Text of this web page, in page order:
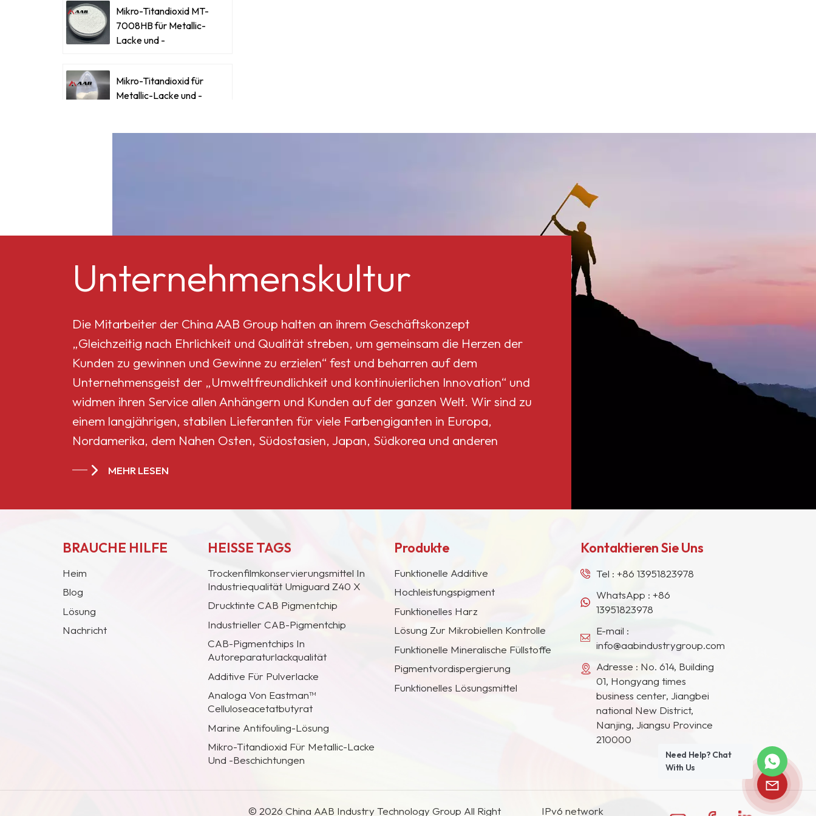
Druckrohstoffen kompatibel.
Es ist ein magisches,
Beschichtungsadditiv, das
Haftung, Glanz und Härte
verbessern kann.
Mikro-Titandioxid MT-
7008HB für Metallic-
Lacke und -
Mikro-Titandioxid für
Metallic-Lacke und -
Mikro-Titandioxid MT-
Celluloseacetatbutyrat
551-0,01
China
Celluloseacetatbutyrat
CAB-381-20
Unternehmenskultur
Die Mitarbeiter der China AAB Group halten an ihrem Geschäftskonzept
„Gleichzeitig nach Ehrlichkeit und Qualität streben, um gemeinsam die Herzen der
Kunden zu gewinnen und Gewinne zu erzielen“ fest und beharren auf dem
Unternehmensgeist der „Umweltfreundlichkeit und kontinuierlichen Innovation“ und
widmen ihren Service allen Anhängern und Kunden auf der ganzen Welt. Wir sind zu
einem langjährigen, stabilen Lieferanten für viele Farbengiganten in Europa,
Nordamerika, dem Nahen Osten, Südostasien, Japan, Südkorea und anderen
MEHR LESEN
BRAUCHE HILFE
Heim
Blog
Lösung
Nachricht
HEISSE TAGS
Trockenfilmkonservierungsmittel In
Industriequalität Umiguard Z40 X
Drucktinte CAB Pigmentchip
Industrieller CAB-Pigmentchip
CAB-Pigmentchips In
Autoreparaturlackqualität
Additive Für Pulverlacke
Analoga Von Eastman™
Celluloseacetatbutyrat
Marine Antifouling-Lösung
Mikro-Titandioxid Für Metallic-Lacke
Und -Beschichtungen
Produkte
Funktionelle Additive
Hochleistungspigment
Funktionelles Harz
Lösung Zur Mikrobiellen Kontrolle
Funktionelle Mineralische Füllstoffe
Pigmentvordispergierung
Funktionelles Lösungsmittel
Kontaktieren Sie Uns
Tel :+86 13951823978
WhatsApp :+86
13951823978
E-mail :
info@aabindustrygroup.com
Adresse : No. 614, Building
01, Hongyang times
business center, Jiangbei
national New District,
Nanjing, Jiangsu Province
210000
© 2026 China AAB Industry Technology Group All Right IPv6 network
Need Help? Chat
With Us